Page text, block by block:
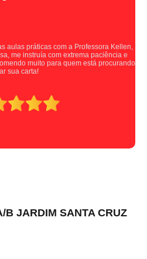
aulas práticas com a Professora Kellen,
me instruía com extrema paciência e
muito para quem está procurando
sua carta!
B JARDIM SANTA CRUZ